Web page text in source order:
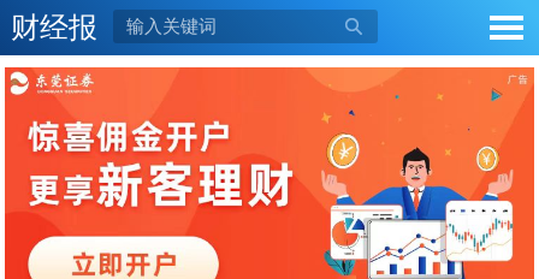
财经报 